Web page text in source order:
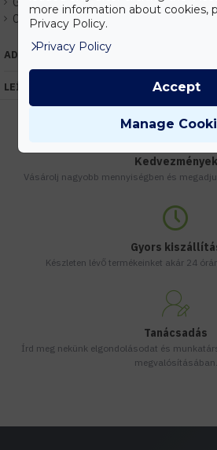
Cikkszám:EHKX24714
ADATOK
LEÍRÁS
Kedvezmények
Vásárolj nagyobb mennyiségben és
Gyors
Készleten lévő termékeinket akár 24
Tanácsadás
Írd meg nekünk elgondolásodat és
megvalósításában.
more information about cookies,
Privacy Policy.
Privacy Policy
Manage
Accept